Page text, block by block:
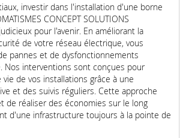
investir dans l'installation d'une borne
CONCEPT SOLUTIONS
pour l'avenir. En améliorant la
de votre réseau électrique, vous
pannes et de dysfonctionnements
Nos interventions sont conçues pour
de vos installations grâce à une
et des suivis réguliers. Cette approche
de réaliser des économies sur le long
d'une infrastructure toujours à la pointe de